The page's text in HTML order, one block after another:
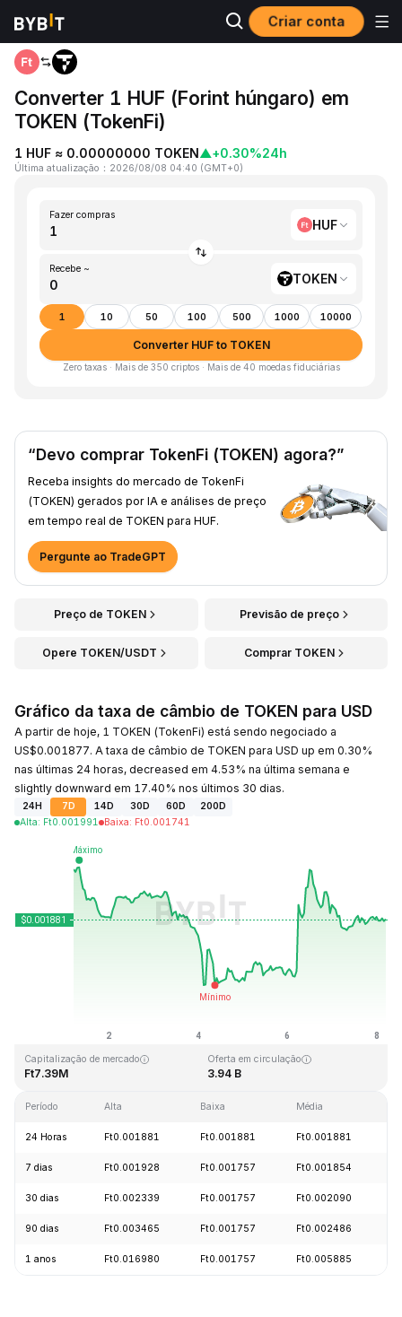
Criar conta
Página inicial
Converter 1 HUF (Forint húngaro) em
TOKEN (TokenFi)
1 HUF ≈ 0.00000000 TOKEN▲+0.30%24h
Última atualização ： 2026/08/08 04:40 (GMT+0)
Fazer compras
HUF
Recebe ~
TOKEN
1 10 50 100 500 1000 10000
Converter HUF to TOKEN
Zero taxas · Mais de 350 criptos · Mais de 40 moedas fiduciárias
“Devo comprar TokenFi (TOKEN) agora?”
Receba insights do mercado de TokenFi
(TOKEN) gerados por IA e análises de preço
em tempo real de TOKEN para HUF.
Pergunte ao TradeGPT
Preço de TOKEN Previsão de preço
Opere TOKEN/USDT Comprar TOKEN
Gráfico da taxa de câmbio de TOKEN para USD
A partir de hoje, 1 TOKEN (TokenFi) está sendo negociado a
US$0.001877. A taxa de câmbio de TOKEN para USD up em 0.30%
nas últimas 24 horas, decreased em 4.53% na última semana e
slightly downward em 17.40% nos últimos 30 dias.
24H 7D 14D 30D 60D
200D
Alta: Ft0.001991 Baixa: Ft0.001741
Última atualização: 2026-08-08, 04:40 GMT+0
Capitalização de mercado
Ft7.39M
Oferta em circulação
3.94 B
Período Alta Baixa Média
24 Horas Ft0.001881 Ft0.001881 Ft0.001881
7 dias Ft0.001928 Ft0.001757 Ft0.001854
30 dias Ft0.002339 Ft0.001757 Ft0.002090
90 dias Ft0.003465 Ft0.001757 Ft0.002486
1 anos Ft0.016980 Ft0.001757 Ft0.005885